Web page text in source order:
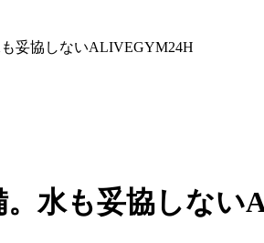
妥協しないALIVEGYM24H
。水も妥協しない